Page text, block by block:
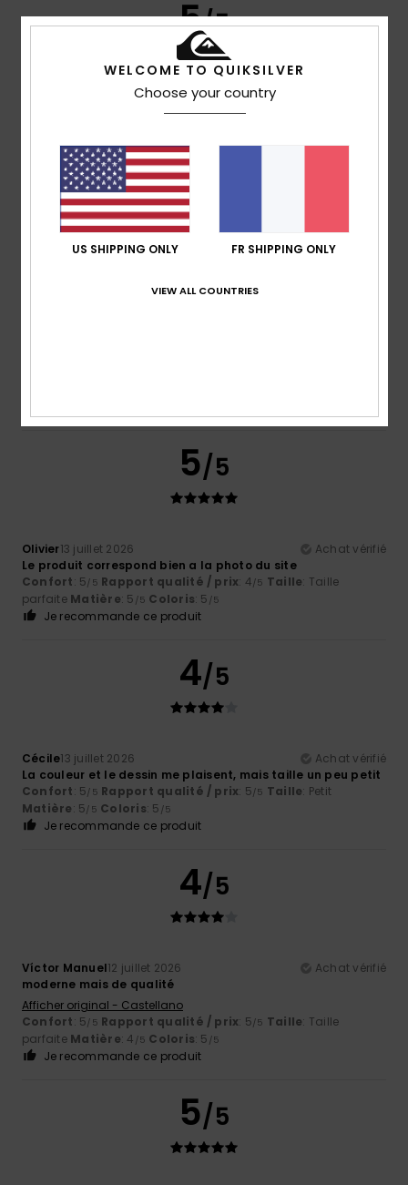
5/5
Confort: 5/5 Rapport qualité / prix
Matière: 5/5 Coloris: 5/5
5 /5
5/5
Olivier13 juillet 2026
Achat vérifié
Le produit correspond bien a la photo du site
Confort: 5/5 Rapport qualité / prix: 4/5 Taille: Taille
parfaite Matière: 5 /5 Coloris: 5 /5
Je recommande ce produit
4/5
Cécile13 juillet 2026
Achat vérifié
La couleur et le dessin me plaisent, mais taille un peu petit
Confort: 5/5 Rapport qualité / prix: 5/5 Taille: Petit
Matière: 5/5 Coloris: 5 /5
Je recommande ce produit
4/5
Víctor Manuel12 juillet 2026
Achat vérifié
moderne mais de qualité
Afficher original - Castellano
Confort: 5/5 Rapport qualité / prix: 5/5 Taille: Taille
parfaite Matière: 4 /5 Coloris: 5 /5
Je recommande ce produit
5/5
WELCOME TO QUIKSILVER
Choose your country
US SHIPPING ONLY FR SHIPPING ONLY
VIEW ALL COUNTRIES